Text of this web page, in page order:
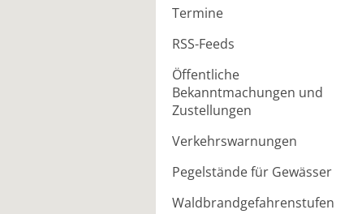
Termine
RSS-Feeds
Öffentliche
Bekanntmachungen und
Zustellungen
Verkehrswarnungen
Pegelstände für Gewässer
Waldbrandgefahrenstufen